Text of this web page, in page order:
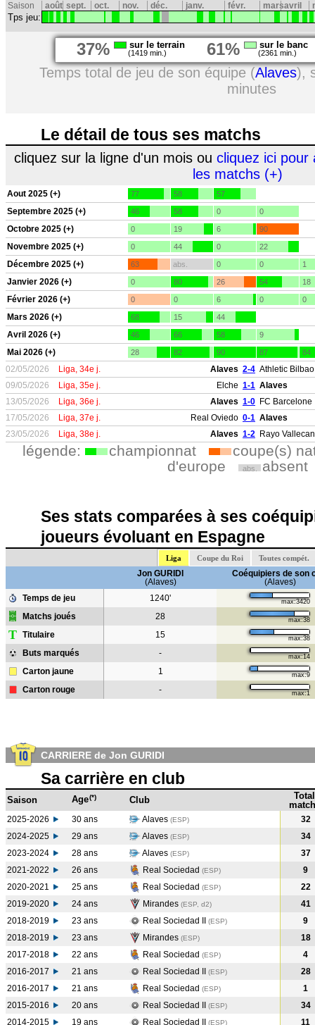
Saison août sept. oct. nov. déc. janv. févr. marsavril
Tps jeu:
37% sur le terrain
(1419 min.) 61% sur le banc
(2361 min.)
Temps total de jeu de son équipe (Alaves),
minutes
Le détail de tous ses matchs
cliquez sur la ligne d'un mois ou cliquez ici pour
les matchs (+)
Aout 2025 (+) 77 58 57
Septembre 2025 (+) 46 58 0 0
Octobre 2025 (+) 0 19 6 90
Novembre 2025 (+) 0 44 0 22
Décembre 2025 (+) 63 abs. 0 0 1
Janvier 2026 (+) 0 80 26 54 18
Février 2026 (+) 0 0 6 0 0
Mars 2026 (+) 68 15 44
Avril 2026 (+) 46 66 58 9
Mai 2026 (+) 28 82 90 87 84
02/05/2026 Liga, 34e j. Alaves 2-4 Athletic Bilbao
09/05/2026
Liga, 35e j. Elche 1-1 Alaves
13/05/2026
Liga, 36e j. Alaves 1-0 FC Barcelone
17/05/2026
Liga, 37e j. Real Oviedo 0-1 Alaves
23/05/2026
Liga, 38e j. Alaves 1-2 Rayo
légende: championnat
coupe(s)
d'europe
abs. absent
Ses stats comparées à ses
joueurs évoluant en Espagne
Liga Coupe du Roi Toutes compét.
Jon GURIDI
(Alaves)
Coéquipiers de son
(Alaves)
Temps de jeu
1240' max:3420
Matchs joués 28 max:38
T Titulaire 15 max:38
Buts marqués - max:14
Carton jaune 1 max:9
Carton rouge - max:1
CARRIERE de Jon GURIDI
Sa carrière en club
Saison Age(*) Club
Total
2025-2026 30 ans Alaves (ESP)
32
2024-2025
29 ans Alaves (ESP)
34
2023-2024
28 ans Alaves (ESP)
37
2021-2022
26 ans Real Sociedad (ESP)
9
2020-2021
25 ans Real Sociedad (ESP)
22
2019-2020
24 ans Mirandes (ESP, d2)
41
2018-2019
23 ans Real Sociedad II (ESP)
9
2018-2019
23 ans Mirandes (ESP)
18
2017-2018
22 ans Real Sociedad (ESP)
4
2016-2017
21 ans Real Sociedad II (ESP)
28
2016-2017
21 ans Real Sociedad (ESP)
1
2015-2016
20 ans Real Sociedad II (ESP)
34
2014-2015
19 ans Real Sociedad II (ESP)
11